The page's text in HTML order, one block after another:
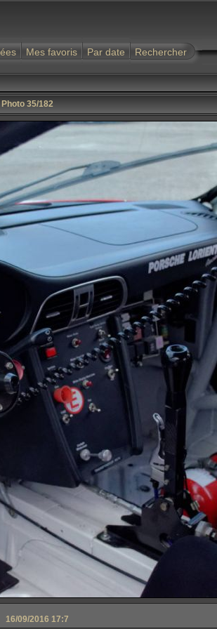
Mes favoris Par date Rechercher
Photo 35/182
16/09/2016 17:7